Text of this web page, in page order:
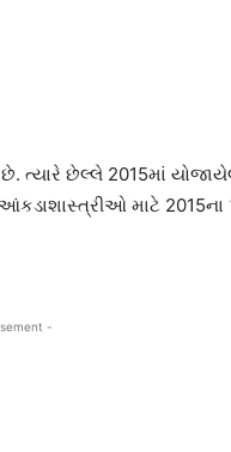
ત્યારે છેલ્લે 2015માં
માટે
-